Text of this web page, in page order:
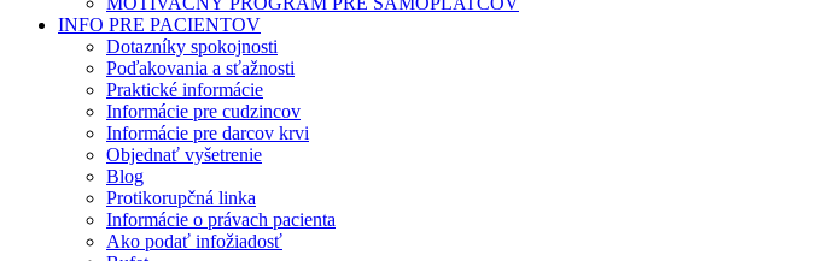
INFO PRE PACIENTOV
Dotazníky spokojnosti
Poďakovania a sťažnosti
Praktické informácie
Informácie pre cudzincov
Informácie pre darcov krvi
Objednať vyšetrenie
Blog
Protikorupčná linka
Informácie o právach pacienta
Ako podať infožiadosť